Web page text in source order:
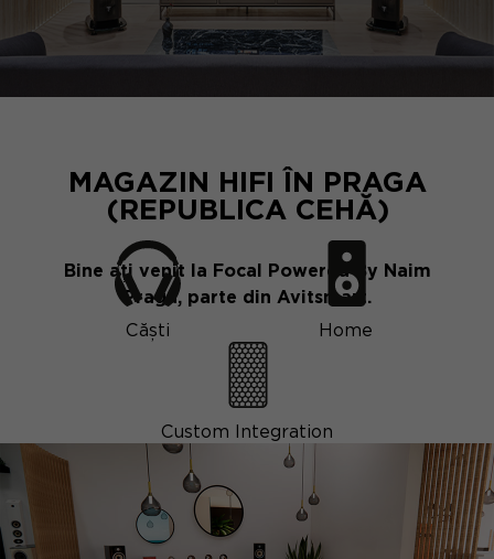
MAGAZIN HIFI ÎN PRAGA
(REPUBLICA CEHĂ)
Bine ați venit la Focal Powered By Naim
Praga, parte din Avitsmart.
Căști
Home
Custom Integration